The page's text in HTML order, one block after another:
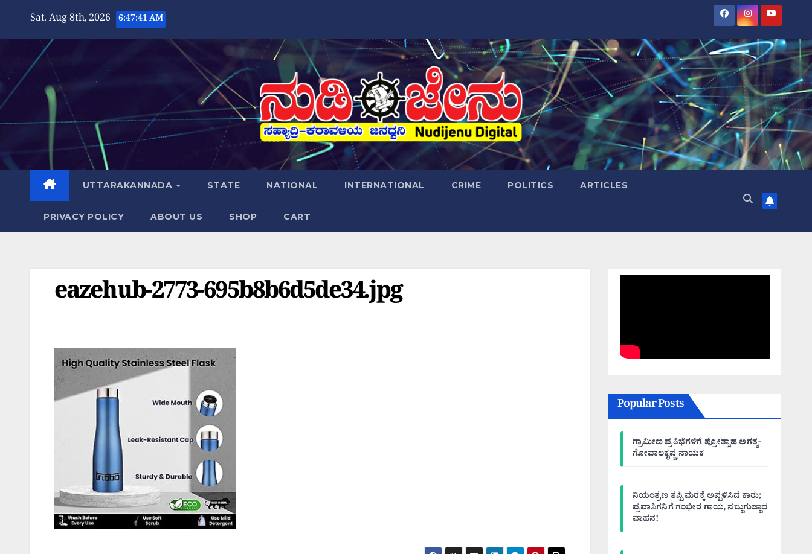
Sat. Aug 8th, 2026 6:47:42 AM
UTTARAKANNADA STATE NATIONAL INTERNATIONAL CRIME POLITICS ARTICLES
PRIVACY POLICY ABOUT US SHOP CART
eazehub-2773-695b8b6d5de34.jpg
Popular Posts
ಗ್ರಾಮೀಣ ಪ್ರತಿಭೆಗಳಿಗೆ ಪ್ರೋತ್ಸಾಹ ಅಗತ್ಯ-
ಗೋಪಾಲಕೃಷ್ಣ ನಾಯಕ
ನಿಯಂತ್ರಣ ತಪ್ಪಿ ಮರಕ್ಕೆ ಅಪ್ಪಳಿಸಿದ ಕಾರು;
ಪ್ರವಾಸಿಗನಿಗೆ ಗಂಭೀರ ಗಾಯ, ನಜ್ಜುಗುಜ್ಜಾದ
ವಾಹನ!